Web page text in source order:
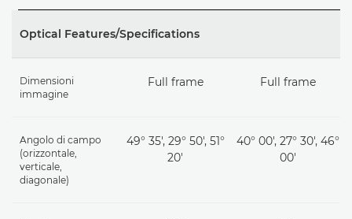
Optical Features/Specifications
Dimensioni
immagine
Full frame Full frame
Angolo di campo
(orizzontale,
verticale,
diagonale)
49° 35', 29° 50', 51°
20'
40° 00', 27° 30', 46°
00'